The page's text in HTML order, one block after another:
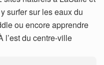
surfer sur les eaux du
ou encore apprendre
l’est du centre-ville